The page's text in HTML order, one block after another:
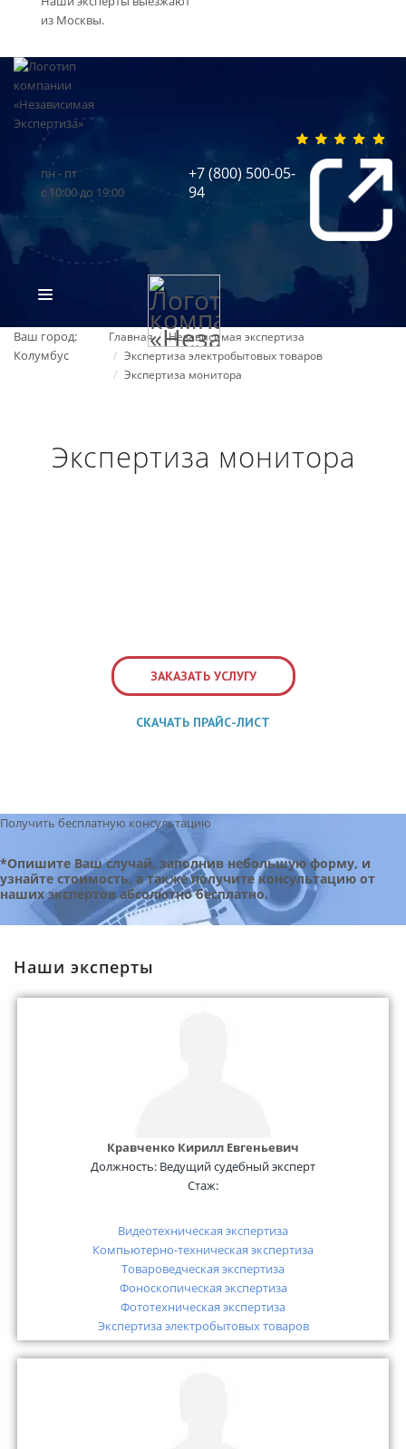
из Москвы.
пн - пт
с 10:00 до 19:00
+7 (800) 500-05-
94
Ваш город:
Колумбус
ВОПРОС-ОТВЕТ
Главная
Независимая экспертиза
Экспертиза электробытовых товаров
Экспертиза монитора
Экспертиза монитора
ЗАКАЗАТЬ УСЛУГУ
СКАЧАТЬ ПРАЙС-ЛИСТ
Получить бесплатную консультацию
*Опишите Ваш случай, заполнив небольшую форму, и
узнайте стоимость, а также получите консультацию от
наших экспертов абсолютно бесплатно.
Наши эксперты
Кравченко Кирилл Евгеньевич
Должность: Ведущий судебный эксперт
Стаж:
Видеотехническая экспертиза
Компьютерно-техническая экспертиза
Товароведческая экспертиза
Фоноскопическая экспертиза
Фототехническая экспертиза
Экспертиза электробытовых товаров